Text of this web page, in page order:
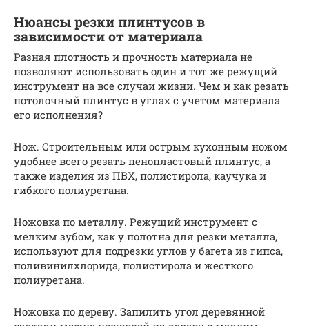
Нюансы резки плинтусов в
зависимости от материала
Разная плотность и прочность материала не
позволяют использовать один и тот же режущий
инструмент на все случаи жизни. Чем и как резать
потолочный плинтус в углах с учетом материала
его исполнения?
Нож. Строительным или острым кухонным ножом
удобнее всего резать пенопластовый плинтус, а
также изделия из ПВХ, полистирола, каучука и
гибкого полиуретана.
Ножовка по металлу. Режущий инструмент с
мелким зубом, как у полотна для резки металла,
используют для подрезки углов у багета из гипса,
поливинилхлорида, полистирола и жесткого
полиуретана.
Ножовка по дереву. Запилить угол деревянной